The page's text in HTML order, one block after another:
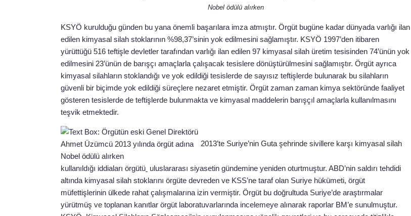
Nobel ödülü alırken
KSYÖ kurulduğu günden bu yana önemli başarılara imza atmıştır. Örgüt bugüne kadar dünyada varlığı ilan
edilen kimyasal silah stoklarının %98,37’sinin yok edilmesini sağlamıştır. KSYÖ 1997’den itibaren
yürüttüğü 516 teftişle devletler tarafından varlığı ilan edilen 97 kimyasal silah üretim tesisinden 74’ünün yok
edilmesini 23’ünün de barışçı amaçlarla çalışacak tesislere dönüştürülmesini sağlamıştır. Örgüt ayrıca
kimyasal silahların stoklandığı ve yok edildiği tesislerde de sayısız teftişlerde bulunarak bu silahların
güvenli bir biçimde yok edildiği süreçlere nezaret etmiştir. Örgüt zaman zaman kimya sektöründe faaliyet
gösteren tesislerde de teftişlerde bulunmakta ve kimyasal maddelerin barışçıl amaçlarla kullanılmasını
teşvik etmektedir.
2013’te Suriye’nin Guta şehrinde sivillere karşı kimyasal silah
kullanıldığı iddiaları örgütü uluslararası siyasetin gündemine yeniden oturtmuştur. ABD’nin saldırı tehdidi
altında kimyasal silah stoklarını örgüte devreden ve KSS’ne taraf olan Suriye hükümeti, örgüt
müfettişlerinin ülkede rahat çalışmalarına izin vermiştir. Örgüt bu doğrultuda Suriye’de araştırmalar
yürütmüş ve toplanan kanıtlar örgüt laboratuvarlarında incelemeye alınarak raporlar BM’e sunulmuştur.